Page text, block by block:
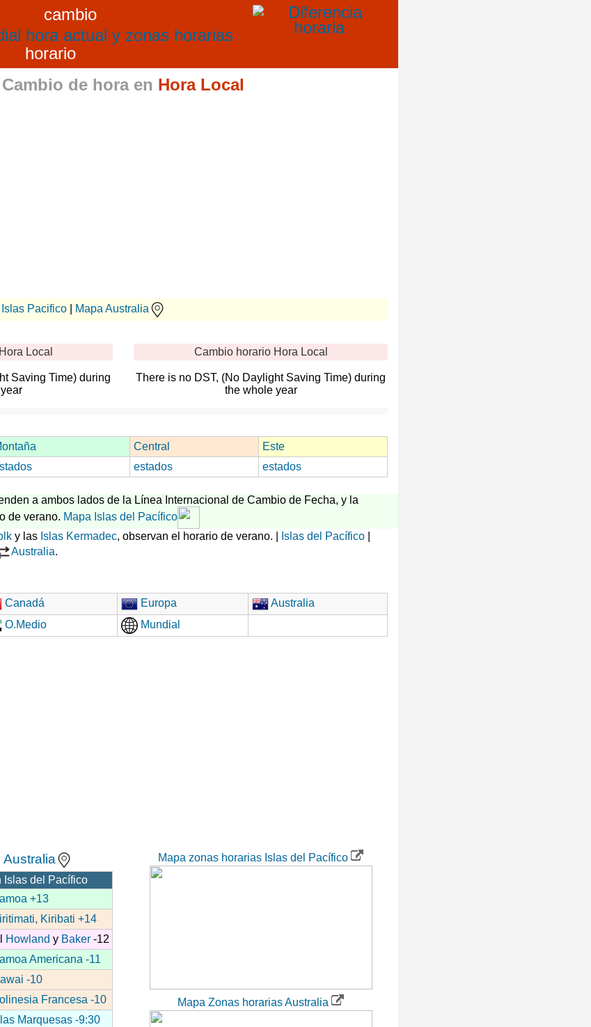
cambio
horario
Cambio de hora en Hora Local
Islas Pacifico Mapa Australia
Hora Local
Saving Time) during
Cambio horario Hora Local
There is no DST, (No Daylight Saving Time) during
the whole year
Central
Este
estados estados
a ambos lados de la Línea Internacional de Cambio de Fecha, y la
de verano. Mapa Islas del Pacífico
y las Islas Kermadec, observan el horario de verano. | Islas del Pacífico
Australia.
Canadá Europa
Australia
O.Medio Mundial
Australia
Islas del Pacífico
+13
Kiribati +14
Howland y Baker -12
Americana -11
-10
Francesa -10
Marquesas -9:30
Mapa zonas horarias Islas del Pacífico
Mapa Zonas horarias Australia